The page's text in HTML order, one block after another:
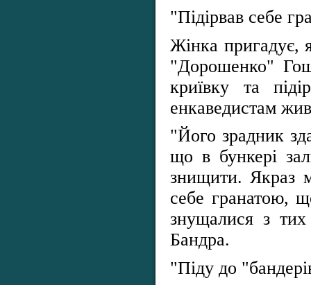
"Підірвав себе
Жінка пригадує,
"Дорошенко"
криївку та
енкаведистам
"Його зрадник
що в бункері
знищити. Якраз
себе гранатою,
знущалися з
Бандра.
"Піду до